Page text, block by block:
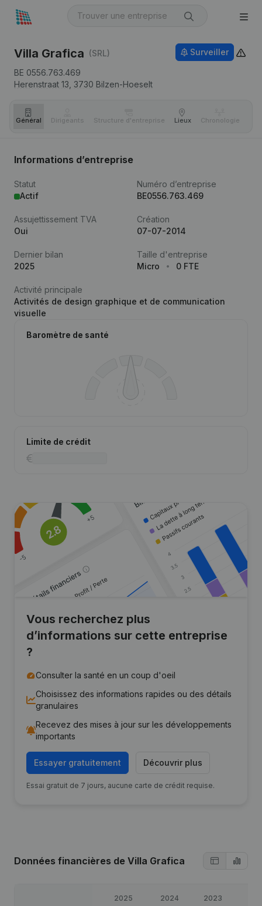
Villa Grafica (SRL)
BE 0556.763.469
Herenstraat 13, 3730 Bilzen-Hoeselt
Surveiller
Général Dirigeants Structure d'entreprise Lieux Chronologie
Informations d’entreprise
Statut
Actif
Numéro d’entreprise
BE0556.763.469
Assujettissement TVA
Oui
Création
07-07-2014
Dernier bilan
2025
Taille d'entreprise
Micro
0 FTE
Activité principale
Activités de design graphique et de communication
visuelle
Baromètre de santé
Limite de crédit
Vous recherchez plus
d’informations sur cette entreprise
?
Consulter la santé en un coup d'oeil
Choisissez des informations rapides ou des détails
granulaires
Recevez des mises à jour sur les développements
importants
Essayer gratuitement Découvrir plus
Essai gratuit de 7 jours, aucune carte de crédit requise.
Données financières de Villa Grafica
2025 2024 2023